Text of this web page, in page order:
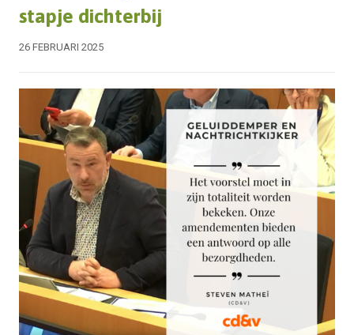
stapje dichterbij
26 FEBRUARI 2025